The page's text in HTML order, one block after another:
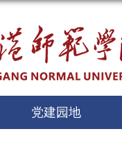
党建园地